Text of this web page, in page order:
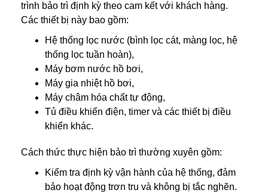
trình bảo trì định kỳ theo cam kết với khách hàng.
Các thiết bị này bao gồm:
Hệ thống lọc nước (bình lọc cát, màng lọc, hệ
thống lọc tuần hoàn),
Máy bơm nước hồ bơi,
Máy gia nhiệt hồ bơi,
Máy châm hóa chất tự động,
Tủ điều khiển điện, timer và các thiết bị điều
khiển khác.
Cách thức thực hiện bảo trì thường xuyên gồm:
Kiểm tra định kỳ vận hành của hệ thống, đảm
bảo hoạt động trơn tru và không bị tắc nghẽn.